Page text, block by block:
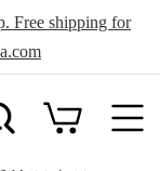
Free shipping for